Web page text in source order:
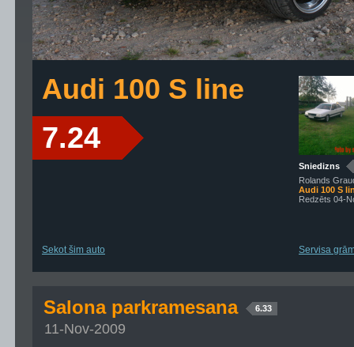
Audi 100 S line
7.24
Sekot šim auto
Sniedizns
Rolands
Audi 100 S
Redzēts 04-
Servisa
Salona parkramesana 6.33
11-Nov-2009